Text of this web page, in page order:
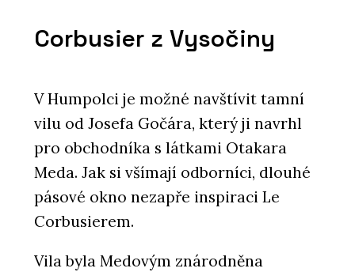
Corbusier z Vysočiny
V Humpolci je možné navštívit tamní
vilu od Josefa Gočára, který ji navrhl
pro obchodníka s látkami Otakara
Meda. Jak si všímají odborníci, dlouhé
pásové okno nezapře inspiraci Le
Corbusierem.
Vila byla Medovým znárodněna